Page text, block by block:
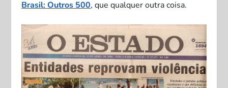
Brasil: Outros 500, que qualquer outra coisa.